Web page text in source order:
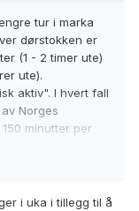
tur i marka
dørstokken er
(1 - 2 timer ute)
ute).
aktiv". I hvert fall
Norges
minutter per
for en aktiv
i uka i tillegg til å